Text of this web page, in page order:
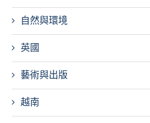
自然與環境
英國
藝術與出版
越南